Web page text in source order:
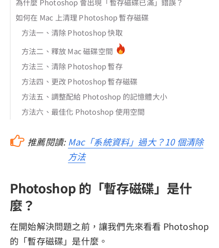
為什麼 Photoshop 會出現「暫存磁碟已滿」錯誤？
如何在 Mac 上清理 Photoshop 暫存磁碟
方法一、清除 Photoshop 快取
方法二、釋放 Mac 磁碟空間
方法三、清除 Photoshop 暫存
方法四、更改 Photoshop 暫存磁碟
方法五、調整配給 Photoshop 的記憶體大小
方法六、最佳化 Photoshop 使用空間
推薦閱讀: Mac「系統資料」過大？10 個清除
方法
Photoshop 的「暫存磁碟」是什
麼？
在開始解決問題之前，讓我們先來看看 Photoshop
的「暫存磁碟」是什麼。